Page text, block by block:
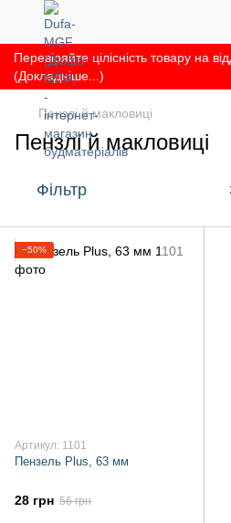
Перевіряйте цілісність товару на
(Докладніше...)
Пензлі й макловиці
Пензлі й макловиці
Фільтр
−50%
Артикул: 1101
Пензель Plus, 63 мм
28 грн 56 грн